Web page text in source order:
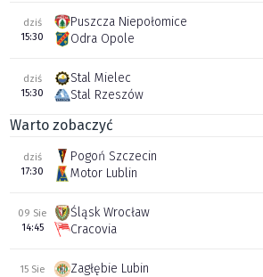
dziś
15:30
Puszcza Niepołomice
Odra Opole
dziś
15:30
Stal Mielec
Stal Rzeszów
Warto zobaczyć
dziś
17:30
Pogoń Szczecin
Motor Lublin
09 Sie
14:45
Śląsk Wrocław
Cracovia
15 Sie
Zagłębie Lubin